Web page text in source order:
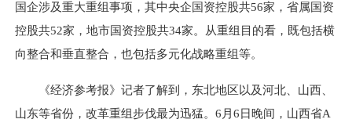
国企涉及重大重组事项，其中央企国资控股共56家，省属国资
控股共52家，地市国资控股共34家。从重组目的看，既包括横
向整合和垂直整合，也包括多元化战略重组等。
《经济参考报》记者了解到，东北地区以及河北、山西、
山东等省份，改革重组步伐最为迅猛。6月6日晚间，山西省A